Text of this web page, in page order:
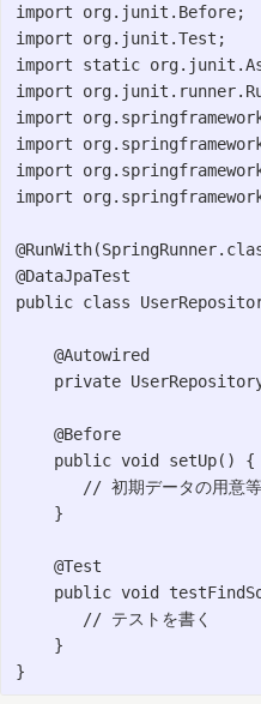
import org.junit.Before;
import org.junit.Test;
import static
import
import
import
import
import
@DataJpaTest
public class
    @Autowired
private
    @Before
    public void setUp() {
       // 初期データの用意等
    }
    @Test
public void
       // テストを書く
    }